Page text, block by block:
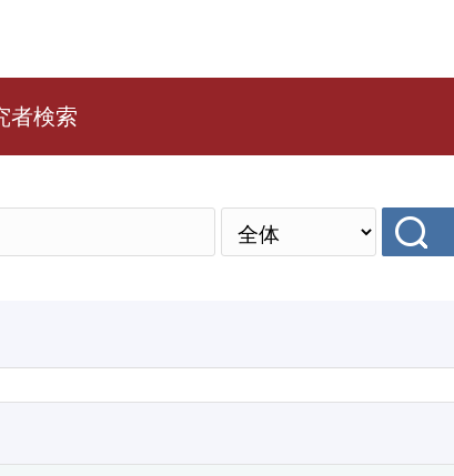
者検索